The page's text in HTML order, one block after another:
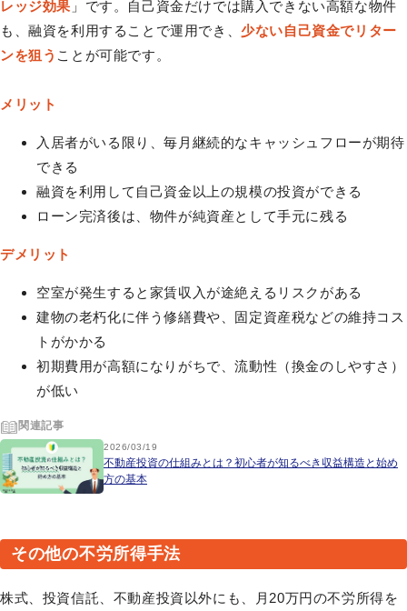
レッジ効果 」です。自己資金だけでは購入できない高額な物件
も、融資を利用することで運用でき、少ない自己資金でリター
ンを狙う ことが可能です。
メリット
入居者がいる限り、毎月継続的なキャッシュフローが期待
できる
融資を利用して自己資金以上の規模の投資ができる
ローン完済後は、物件が純資産として手元に残る
デメリット
空室が発生すると家賃収入が途絶えるリスクがある
建物の老朽化に伴う修繕費や、固定資産税などの維持コス
トがかかる
初期費用が高額になりがちで、流動性（換金のしやすさ）
が低い
関連記事
2026/03/19
不動産投資の仕組みとは？初心者が知るべき収益構造と始め
方の基本
その他の不労所得手法
株式、投資信託、不動産投資以外にも、月20万円の不労所得を